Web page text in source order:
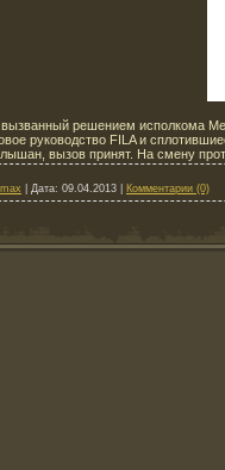
решением исполкома
руководство FILA и
вызов принят. На смену
max Дата: 09.04.2013 Комментарии (0)